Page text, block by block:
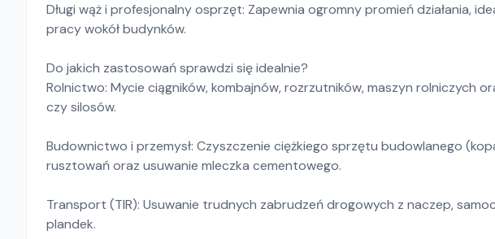
Długi wąż i profesjonalny osprzęt: Zapewnia ogromny promień działania,
pracy wokół budynków.
Do jakich zastosowań sprawdzi się idealnie?
Rolnictwo: Mycie ciągników, kombajnów, rozrzutników, maszyn rolniczych
czy silosów.
Budownictwo i przemysł: Czyszczenie ciężkiego sprzętu budowlanego
rusztowań oraz usuwanie mleczka cementowego.
Transport (TIR): Usuwanie trudnych zabrudzeń drogowych z naczep,
plandek.